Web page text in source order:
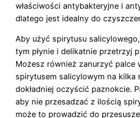
właściwości antybakteryjne i
dlatego jest idealny do
Aby użyć spirytusu
tym płynie i delikatnie przetrzyj
Możesz również zanurzyć palce
spirytusem salicylowym na kilka
dokładniej oczyścić paznokcie.
aby nie przesadzać z ilością
może to prowadzić do